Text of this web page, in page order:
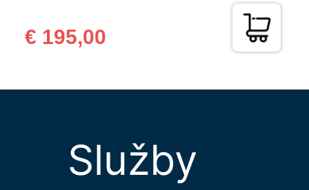
€ 195,00
Služby